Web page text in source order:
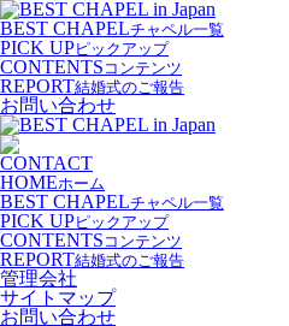
BEST CHAPELチャペル一覧
PICK UPピックアップ
CONTENTS コンテンツ
REPORT結婚式のご報告
お問い合わせ
CONTACT
HOMEホーム
BEST CHAPELチャペル一覧
PICK UPピックアップ
CONTENTS コンテンツ
REPORT結婚式のご報告
管理会社
サイトマップ
お問い合わせ